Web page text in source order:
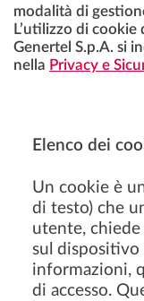
modalità di
L’utilizzo di
Genertel S.p.A. si
nella Privacy e
Elenco dei
Un cookie è
di testo) che
utente,
sul dispositivo
informazioni,
di accesso.